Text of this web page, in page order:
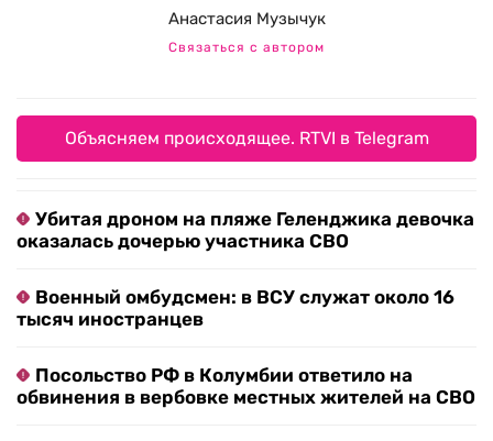
Анастасия Музычук
Связаться с автором
Объясняем происходящее. RTVI в Telegram
Убитая дроном на пляже Геленджика девочка
оказалась дочерью участника СВО
Военный омбудсмен: в ВСУ служат около 16
тысяч иностранцев
Посольство РФ в Колумбии ответило на
обвинения в вербовке местных жителей на СВО